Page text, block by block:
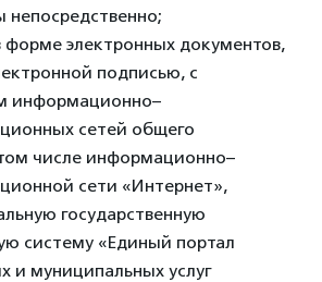
непосредственно;
форме электронных документов,
подписью, с
информационно–
сетей общего
числе информационно–
сети «Интернет»,
государственную
систему «Единый портал
и муниципальных услуг